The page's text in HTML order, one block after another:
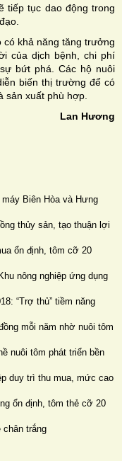
tiếp tục dao động trong
có khả năng tăng trưởng
của dịch bệnh, chi phí
bứt phá. Các hộ nuôi
biến thị trường để có
sản xuất phù hợp.
Lan Hương
Biên Hòa và Hưng
thủy sản, tạo thuận lợi
ổn định, tôm cỡ 20
nông nghiệp ứng dụng
“Trợ thủ” tiềm năng
mỗi năm nhờ nuôi tôm
nuôi tôm phát triển bền
duy trì thu mua, mức cao
ổn định, tôm thẻ cỡ 20
chân trắng